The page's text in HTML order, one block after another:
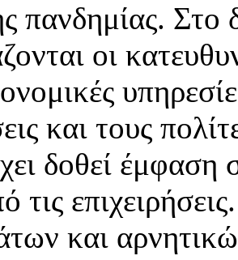
πανδημίας. Στο
οι
και τους
δοθεί έμφαση
τις
και